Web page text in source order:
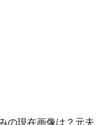
の現在画像は？元夫